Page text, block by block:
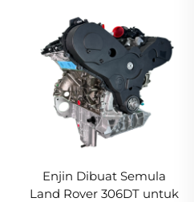
Enjin Dibuat Semula
Land Rover 306DT untuk